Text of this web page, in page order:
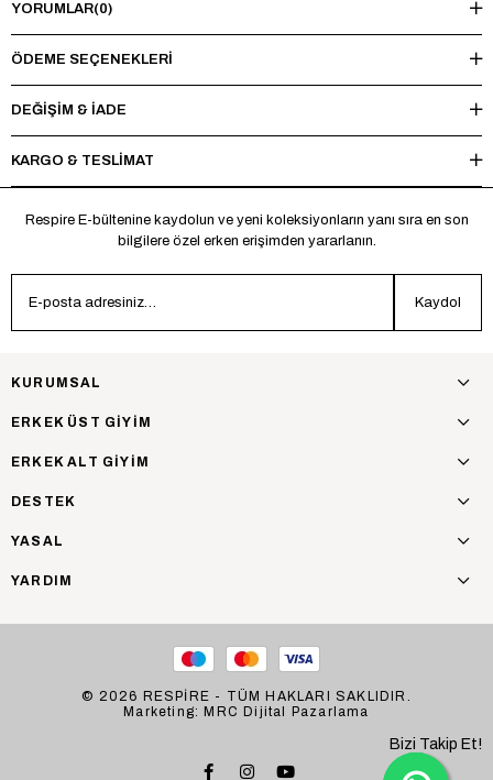
Boy 188 cm - Kilo 85 kg - Manken üzerinde L beden mevcuttur.
Yıkama Talimatı:
Maksimum 30°C’de tersten yıkayınız, ağartıcı ve kurutucu kullanmayınız.
Ütüleme sırasında baskı ve nakışlı bölgelere doğrudan ısı uygulamaktan
*Made in Türkiye
YORUMLAR(0)
ÖDEME SEÇENEKLERI
DEĞİŞİM & İADE
KARGO & TESLİMAT
Respire E-bültenine kaydolun ve yeni koleksiyonların yanı sıra en son
bilgilere özel erken erişimden yararlanın.
Kaydol
KURUMSAL
ERKEK ÜST GİYİM
ERKEK ALT GİYİM
DESTEK
YASAL
YARDIM
© 2026 RESPİRE - TÜM HAKLARI SAKLIDIR.
Marketing: MRC Dijital Pazarlama
Bizi Takip Et!